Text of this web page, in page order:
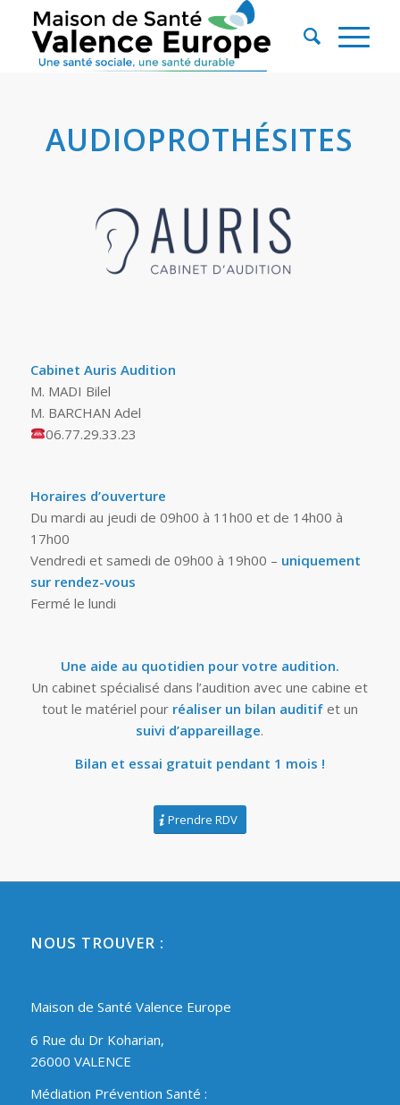
AUDIOPROTHÉSITES
Cabinet Auris Audition
M. MADI Bilel
M. BARCHAN Adel
06.77.29.33.23
Horaires d’ouverture
Du mardi au jeudi de 09h00 à 11h00 et de 14h00 à
17h00
Vendredi et samedi de 09h00 à 19h00 – uniquement
sur rendez-vous
Fermé le lundi
Une aide au quotidien pour votre audition.
Un cabinet spécialisé dans l’audition avec une cabine et
tout le matériel pour réaliser un bilan auditifet un
suivi d’appareillage.
Bilan et essai gratuit pendant 1 mois !
Prendre RDV
NOUS TROUVER :
Maison de Santé Valence Europe
6 Rue du Dr Koharian,
26000 VALENCE
Médiation Prévention Santé :